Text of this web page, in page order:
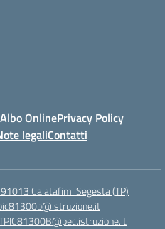
Albo OnlinePrivacy Policy
legaliContatti
Calatafimi Segesta (TP)